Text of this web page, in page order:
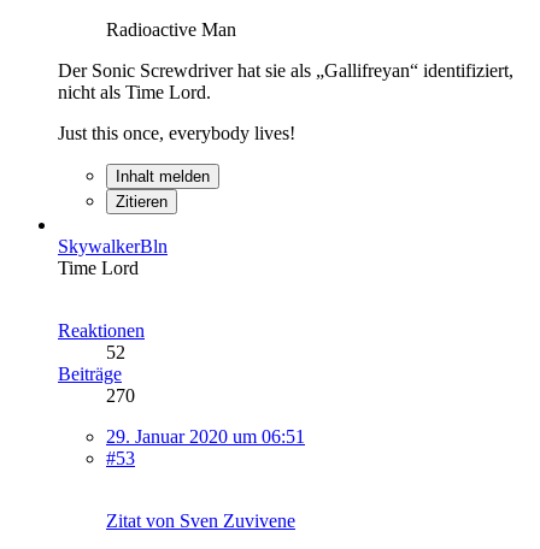
Radioactive Man
Der Sonic Screwdriver hat sie als „Gallifreyan“ identifiziert,
nicht als Time Lord.
Just this once, everybody lives!
Inhalt melden
Zitieren
SkywalkerBln
Time Lord
Reaktionen
52
Beiträge
270
29. Januar 2020 um 06:51
#53
Zitat von Sven Zuvivene